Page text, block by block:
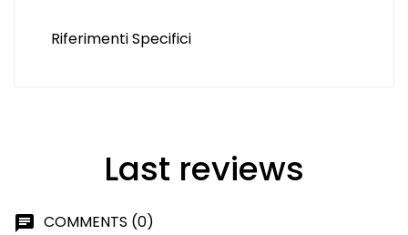
Riferimenti Specifici
Last reviews
chat COMMENTS (0)